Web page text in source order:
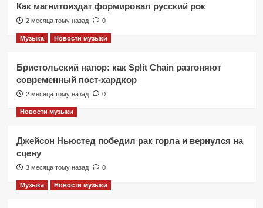
Как магнитоиздат формировал русский рок
2 месяца тому назад 0
Музыка Новости музыки
Бристольский напор: как Split Chain разгоняют
современный пост-хардкор
2 месяца тому назад 0
Новости музыки
Джейсон Ньюстед победил рак горла и вернулся на
сцену
3 месяца тому назад 0
Музыка Новости музыки